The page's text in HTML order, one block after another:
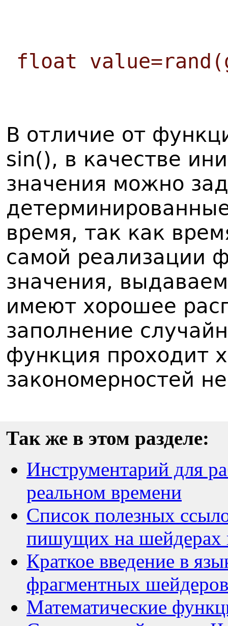
float
В отличие от
sin(), в качестве
значения можно
время, так как
самой реализации
значения,
имеют хорошее
заполнение
функция проходит
закономерностей
Так же в этом разделе:
Инструментарий для
реальном времени
Список полезных
пишущих на шейдерах
Краткое введение в
фрагментных шейдеров
Математические